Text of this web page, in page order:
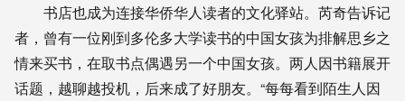
书店也成为连接华侨华人读者的文化驿站。芮奇告诉记
者，曾有一位刚到多伦多大学读书的中国女孩为排解思乡之
情来买书，在取书点偶遇另一个中国女孩。两人因书籍展开
话题，越聊越投机，后来成了好朋友。“每每看到陌生人因